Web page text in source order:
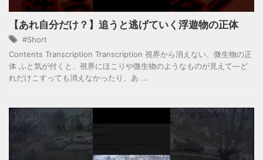
【あれ自分だけ？】追うと逃げていく浮遊物の正体
#Short
Contents Transcription Transcription 視界から消えない、微生物の正
体 ふと気が付くと、視界にほこりや微生物のようなものが見えて―ど
れだけこすっても消えなかったり、あ ...